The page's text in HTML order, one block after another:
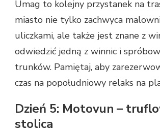
Umag to kolejny przystanek na
miasto nie tylko zachwyca
uliczkami, ale także jest znane z
odwiedzić jedną z winnic i
trunków. Pamiętaj, aby
czas na popołudniowy relaks na
Dzień 5: Motovun –
stolica